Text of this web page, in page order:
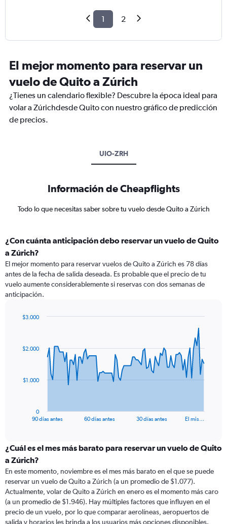
1 2
El mejor momento para reservar un
vuelo de Quito a Zúrich
¿Tienes un calendario flexible? Descubre la época ideal para
volar a Zúrichdesde Quito con nuestro gráfico de predicción
de precios.
UIO-ZRH
Información de Cheapflights
Todo lo que necesitas saber sobre tu vuelo desde Quito a Zúrich
¿Con cuánta anticipación debo reservar un vuelo de Quito
a Zúrich?
El mejor momento para reservar vuelos de Quito a Zúrich es 78 días
antes de la fecha de salida deseada. Es probable que el precio de tu
vuelo aumente considerablemente si reservas con dos semanas de
anticipación.
data
The
categories.
Range:
categories.
The
chart
has
1
90 días antes 60 días antes 30 días antes El mis…
0
$1.000
$2.000
$3.000
¿Cuál es el mes más barato para reservar un vuelo de Quito
a Zúrich?
En este momento, noviembre es el mes más barato en el que se puede
reservar un vuelo de Quito a Zúrich (a un promedio de $1.077).
Actualmente, volar de Quito a Zúrich en enero es el momento más caro
(a un promedio de $1.946). Hay múltiples factores que influyen en el
precio de un vuelo, por lo que comparar aerolíneas, aeropuertos de
salida y horarios les brinda a los usuarios más opciones disponibles.